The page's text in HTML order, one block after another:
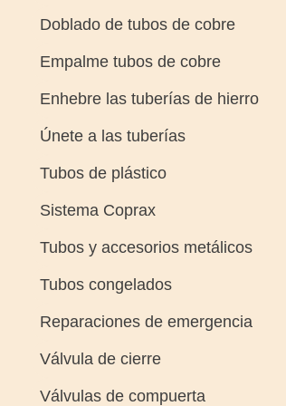
Doblado de tubos de cobre
Empalme tubos de cobre
Enhebre las tuberías de hierro
Únete a las tuberías
Tubos de plástico
Sistema Coprax
Tubos y accesorios metálicos
Tubos congelados
Reparaciones de emergencia
Válvula de cierre
Válvulas de compuerta